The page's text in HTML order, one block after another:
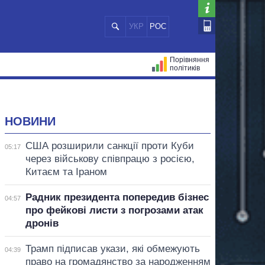
УКР РОС
Порівняння
політиків
НОВИНИ
05:17
США розширили санкції проти Куби
через військову співпрацю з росією,
Китаєм та Іраном
04:57
Радник президента попередив бізнес
про фейкові листи з погрозами атак
дронів
04:39
Трамп підписав укази, які обмежують
право на громадянство за народженням